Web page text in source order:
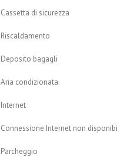
Cassetta di sicurezza
Riscaldamento
Deposito bagagli
Aria condizionata.
Internet
Connessione Internet non
Parcheggio